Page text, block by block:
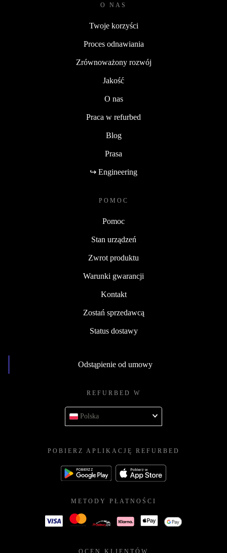
O NAS
Twoje korzyści
Proces odnawiania
Zrównoważony rozwój
Jakość
O nas
Praca w refurbed
Blog
Prasa
↪ Engineering
POMOC
Pomoc
Stan urządzeń
Zwrot produktu
Warunki gwarancji
Kontakt
Zostań sprzedawcą
Status dostawy
Odstąpienie od umowy
REFURBED W
Polska
POBIERZ APLIKACJĘ REFURBED
METODY PŁATNOŚCI
OCEN KLIENTÓW